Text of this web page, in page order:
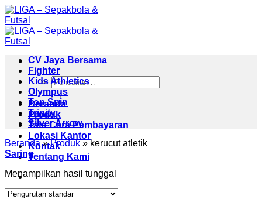
Skip
to
content
Pencarian
untuk:
Beranda
Produk
Tata Cara Pembayaran
Lokasi Kantor
Kontak
Tentang Kami
CV Jaya Bersama
Fighter
Kids Athletics
Olympus
Top Spin
Trinity
Silver Arrow
Beranda » Produk » kerucut atletik
Saring
Menampilkan hasil tunggal